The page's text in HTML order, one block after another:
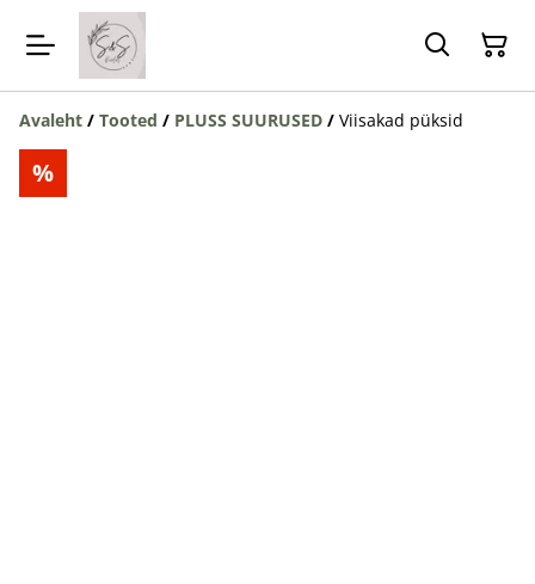
Avaleht / Tooted / PLUSS SUURUSED / Viisakad püksid
%